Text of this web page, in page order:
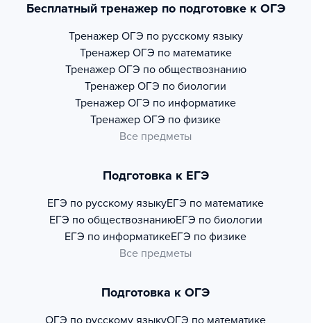
Бесплатный тренажер по подготовке к ОГЭ
Тренажер ОГЭ по русскому языку
Тренажер ОГЭ по математике
Тренажер ОГЭ по обществознанию
Тренажер ОГЭ по биологии
Тренажер ОГЭ по информатике
Тренажер ОГЭ по физике
Все предметы
Подготовка к ЕГЭ
ЕГЭ по русскому языкуЕГЭ по математике
ЕГЭ по обществознаниюЕГЭ по биологии
ЕГЭ по информатикеЕГЭ по физике
Все предметы
Подготовка к ОГЭ
ОГЭ по русскому языкуОГЭ по математике